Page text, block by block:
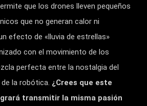
que los drones lleven pequeños
que no generan calor ni
efecto de «lluvia de estrellas»
con el movimiento de los
perfecta entre la nostalgia del
la robótica. ¿Crees que este
transmitir la misma pasión